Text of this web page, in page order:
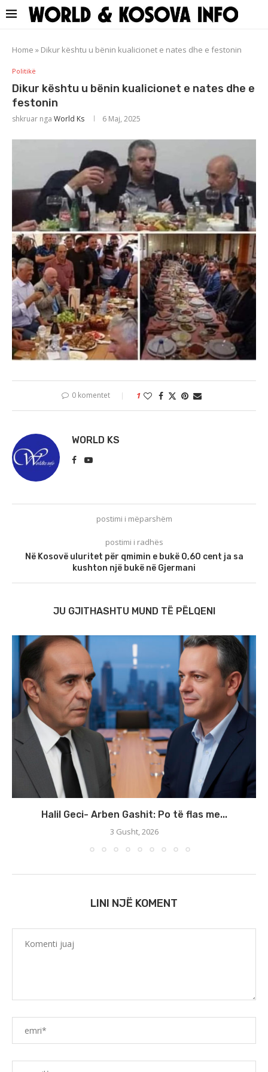
Home » Dikur kështu u bënin kualicionet e nates dhe e festonin
Politikë
Dikur kështu u bënin kualicionet e nates dhe e
festonin
shkruar nga World Ks 6 Maj, 2025
0 komentet 1
WORLD KS
postimi i mëparshëm
postimi i radhës
Në Kosovë uluritet për qmimin e bukë 0,60 cent ja sa
kushton një bukë në Gjermani
JU GJITHASHTU MUND TË PËLQENI
Halil Geci- Arben Gashit: Po të flas me...
3 Gusht, 2026
LINI NJË KOMENT